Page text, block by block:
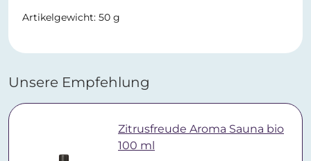
Artikelgewicht: 50 g
Unsere Empfehlung
Zitrusfreude Aroma Sauna bio
100 ml